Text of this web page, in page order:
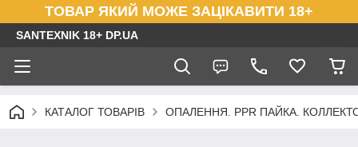
ТОВАР ЯКИЙ МОЖЕ ЗАЦІКАВИТИ 18+
SANTEXNIK 18+ DP.UA
КАТАЛОГ ТОВАРІВ ОПАЛЕННЯ. PPR ПАЙКА.